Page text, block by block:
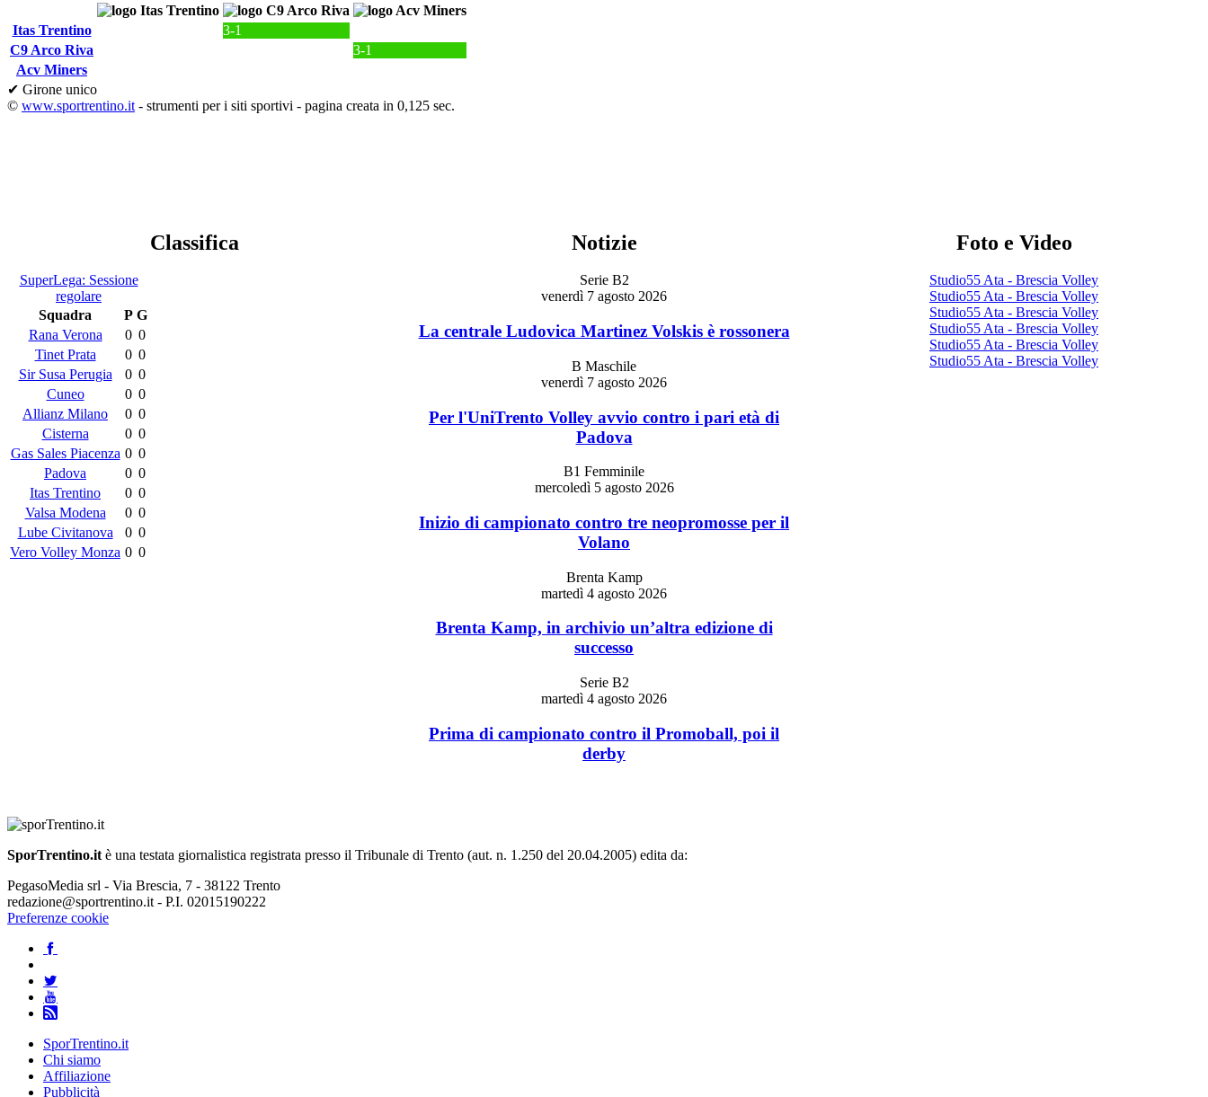
Itas Trentino
3-1
C9 Arco Riva
3-1
Acv Miners
✔ Girone unico
© www.sportrentino.it - strumenti per i siti sportivi - pagina creata in 0,125 sec.
Classifica
SuperLega: Sessione
regolare
Squadra
P G
Rana Verona
0 0
Tinet Prata
0 0
Sir Susa Perugia
0 0
Cuneo
0 0
Allianz Milano
0 0
Cisterna
0 0
Gas Sales Piacenza 0 0
Padova
0 0
Itas Trentino
0 0
Valsa Modena
0 0
Lube Civitanova
0 0
Vero Volley Monza 0 0
Notizie
Serie B2
venerdì 7 agosto 2026
La centrale Ludovica Martinez Volskis è rossonera
B Maschile
venerdì 7 agosto 2026
Per l'UniTrento Volley avvio contro i pari età di
Padova
B1 Femminile
mercoledì 5 agosto 2026
Inizio di campionato contro tre neopromosse per il
Volano
Brenta Kamp
martedì 4 agosto 2026
Brenta Kamp, in archivio un’altra edizione di
successo
Serie B2
martedì 4 agosto 2026
Prima di campionato contro il Promoball, poi il
derby
Foto e Video
Studio55 Ata - Brescia Volley
Studio55 Ata - Brescia Volley
Studio55 Ata - Brescia Volley
Studio55 Ata - Brescia Volley
Studio55 Ata - Brescia Volley
Studio55 Ata - Brescia Volley
SporTrentino.it è una testata giornalistica registrata presso il Tribunale di Trento (aut. n. 1.250 del 20.04.2005) edita da:
PegasoMedia srl - Via Brescia, 7 - 38122 Trento
redazione@sportrentino.it - P.I. 02015190222
Preferenze cookie
SporTrentino.it
Chi siamo
Affiliazione
Pubblicità